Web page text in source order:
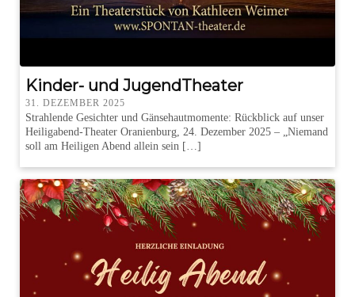
Kinder- und JugendTheater
31. DEZEMBER 2025
Strahlende Gesichter und Gänsehautmomente: Rückblick auf unser
Heiligabend-Theater Oranienburg, 24. Dezember 2025 – „Niemand
soll am Heiligen Abend allein sein […]